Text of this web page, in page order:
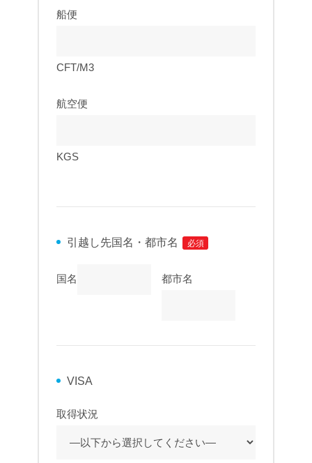
船便
CFT/M3
航空便
KGS
引越し先国名・都市名 必須
国名 都市名
VISA
取得状況